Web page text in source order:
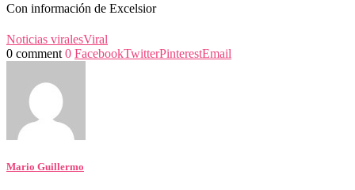
Con información de Excelsior
Noticias viralesViral
0 comment 0 FacebookTwitterPinterestEmail
Mario Guillermo